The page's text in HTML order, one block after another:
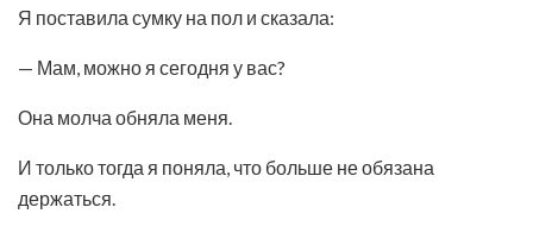
Я поставила сумку на пол и сказала:
— Мам, можно я сегодня у вас?
Она молча обняла меня.
И только тогда я поняла, что больше не обязана
держаться.